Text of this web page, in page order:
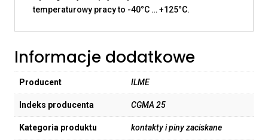
temperaturowy pracy to -40°C … +125°C.
Informacje dodatkowe
Producent ILME
Indeks producenta CGMA 25
Kategoria produktu kontakty i piny zaciskane